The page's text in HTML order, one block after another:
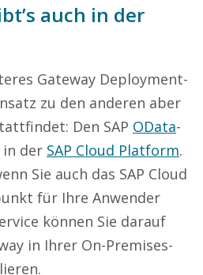
auch in der
Gateway Deployment-
zu den anderen aber
Den SAP OData-
in der SAP Cloud Platform.
Sie auch das SAP Cloud
für Ihre Anwender
können Sie darauf
in Ihrer On-Premises-